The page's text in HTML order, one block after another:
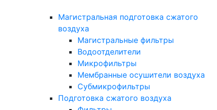
Магистральная подготовка сжатого
воздуха
Магистральные фильтры
Водоотделители
Микрофильтры
Мембранные осушители воздуха
Субмикрофильтры
Подготовка сжатого воздуха